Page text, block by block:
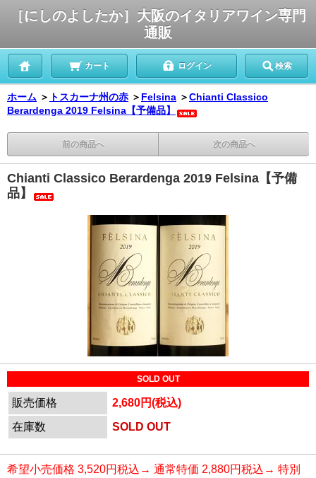
［にしのよしたか］大阪のイタリアワイン専門
通販
カート ログイン 検索
ホーム ＞ トスカーナ州の赤 ＞ Felsina ＞Chianti Classico
Berardenga 2019 Felsina【予備品】
前の商品へ 次の商品へ
Chianti Classico Berardenga 2019 Felsina【予備
品】
SOLD OUT
販売価格
2,680円(税込)
在庫数
SOLD OUT
希望小売価格 3,520円税込→ 通常特価 2,880円税込→ 特別